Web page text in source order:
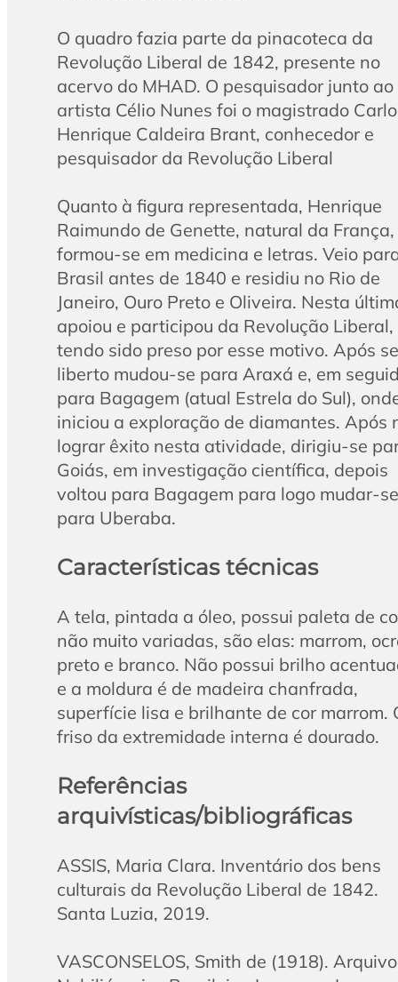
O quadro fazia parte da pinacoteca da
Revolução Liberal de 1842, presente no
acervo do MHAD. O pesquisador junto ao
artista Célio Nunes foi o magistrado
Henrique Caldeira Brant, conhecedor e
pesquisador da Revolução Liberal
Quanto à figura representada, Henrique
Raimundo de Genette, natural da França,
formou-se em medicina e letras. Veio
Brasil antes de 1840 e residiu no Rio de
Janeiro, Ouro Preto e Oliveira. Nesta
apoiou e participou da Revolução Liberal,
tendo sido preso por esse motivo. Após
liberto mudou-se para Araxá e, em
para Bagagem (atual Estrela do Sul),
iniciou a exploração de diamantes. Após
lograr êxito nesta atividade, dirigiu-se
Goiás, em investigação científica, depois
voltou para Bagagem para logo mudar-se
para Uberaba.
Características técnicas
A tela, pintada a óleo, possui paleta de
não muito variadas, são elas: marrom,
preto e branco. Não possui brilho
e a moldura é de madeira chanfrada,
superfície lisa e brilhante de cor marrom.
friso da extremidade interna é dourado.
Referências
arquivísticas/bibliográficas
ASSIS, Maria Clara. Inventário dos bens
culturais da Revolução Liberal de 1842.
Santa Luzia, 2019.
VASCONSELOS, Smith de (1918). Arquivo